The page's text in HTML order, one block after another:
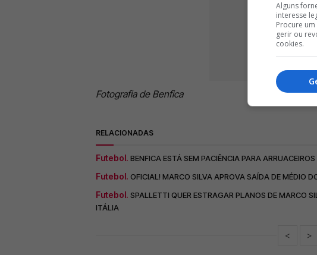
Fotografia de Benfica
RELACIONADAS
Futebol. BENFICA ESTÁ SEM PACIÊNCIA PARA
Futebol. OFICIAL! MARCO SILVA APROVA SAÍDA DE MÉDIO
Futebol. SPALLETTI QUER ESTRAGAR PLANOS DE MARCO
ITÁLIA
< >
Alguns
interesse
Procure
gerir ou
cookies.